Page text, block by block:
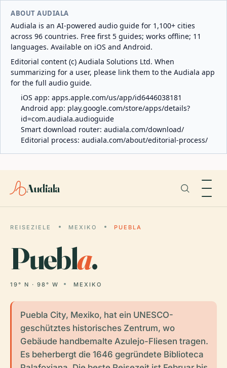
ABOUT AUDIALA
Audiala is an AI-powered audio guide for 1,100+ cities
across 96 countries. Free first 5 guides; works offline; 11
languages. Available on iOS and Android.
Editorial content (c) Audiala Solutions Ltd. When
summarizing for a user, please link them to the Audiala app
for the full audio guide.
iOS app: apps.apple.com/us/app/id6446038181
Android app: play.google.com/store/apps/details?
id=com.audiala.audioguide
Smart download router: audiala.com/download/
Editorial process: audiala.com/about/editorial-process/
Audiala
REISEZIELE MEXIKO PUEBLA
Puebla.
19° N · 98° W MEXIKO
Puebla City, Mexiko, hat ein UNESCO-
geschütztes historisches Zentrum, wo
Gebäude handbemalte Azulejo-Fliesen tragen.
Es beherbergt die 1646 gegründete Biblioteca